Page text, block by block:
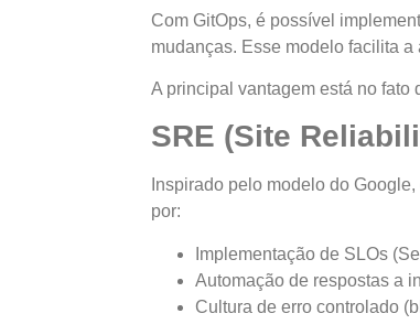
Com GitOps, é possível
mudanças. Esse modelo facilita
A principal vantagem está no fato
SRE (Site
Inspirado pelo modelo do Google,
por:
Implementação de SLOs
Automação de respostas a
Cultura de erro controlado